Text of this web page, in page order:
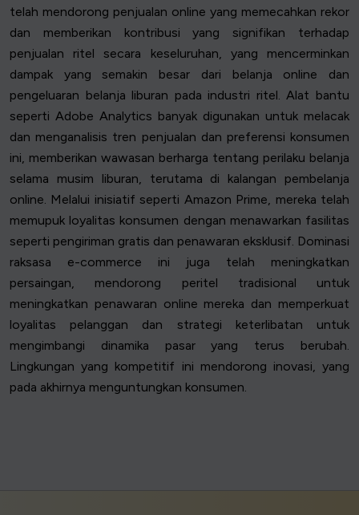
telah mendorong penjualan online yang memecahkan rekor
dan memberikan kontribusi yang signifikan terhadap
penjualan ritel secara keseluruhan, yang mencerminkan
dampak yang semakin besar dari belanja online dan
pengeluaran belanja liburan pada industri ritel. Alat bantu
seperti Adobe Analytics banyak digunakan untuk melacak
dan menganalisis tren penjualan dan preferensi konsumen
ini, memberikan wawasan berharga tentang perilaku belanja
selama musim liburan, terutama di kalangan pembelanja
online. Melalui inisiatif seperti Amazon Prime, mereka telah
memupuk loyalitas konsumen dengan menawarkan fasilitas
seperti pengiriman gratis dan penawaran eksklusif. Dominasi
raksasa e-commerce ini juga telah meningkatkan
persaingan, mendorong peritel tradisional untuk
meningkatkan penawaran online mereka dan memperkuat
loyalitas pelanggan dan strategi keterlibatan untuk
mengimbangi dinamika pasar yang terus berubah.
Lingkungan yang kompetitif ini mendorong inovasi, yang
pada akhirnya menguntungkan konsumen.